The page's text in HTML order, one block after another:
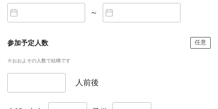
～
参加予定人数 任意
※おおよその人数で結構です
人前後